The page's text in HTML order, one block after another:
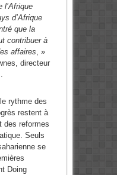
l’Afrique
d’Afrique
que la
contribuer à
affaires , »
directeur
rythme des
restent à
des reformes
Seuls
se
Doing